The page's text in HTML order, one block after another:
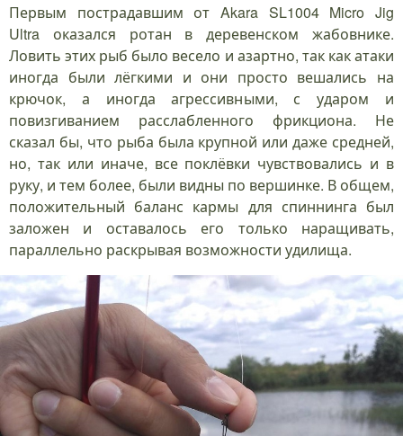
Первым пострадавшим от Akara SL1004 Micro Jig
Ultra оказался ротан в деревенском жабовнике.
Ловить этих рыб было весело и азартно, так как атаки
иногда были лёгкими и они просто вешались на
крючок, а иногда агрессивными, с ударом и
повизгиванием расслабленного фрикциона. Не
сказал бы, что рыба была крупной или даже средней,
но, так или иначе, все поклёвки чувствовались и в
руку, и тем более, были видны по вершинке. В общем,
положительный баланс кармы для спиннинга был
заложен и оставалось его только наращивать,
параллельно раскрывая возможности удилища.